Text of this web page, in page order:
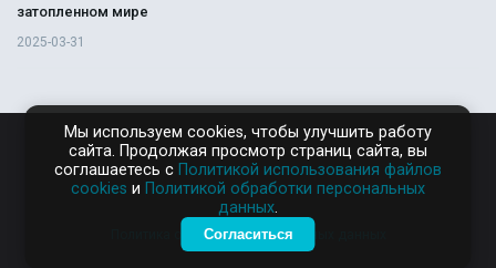
затопленном мире
2025-03-31
Мы используем cookies, чтобы улучшить работу
сайта. Продолжая просмотр страниц сайта, вы
соглашаетесь с Политикой использования файлов
cookies и Политикой обработки персональных
данных.
Согласиться
RAMPAGA.RU
Политика обработки персональных данных